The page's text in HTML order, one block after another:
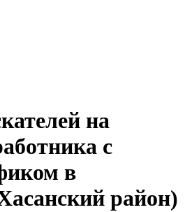
на
с
в
район)